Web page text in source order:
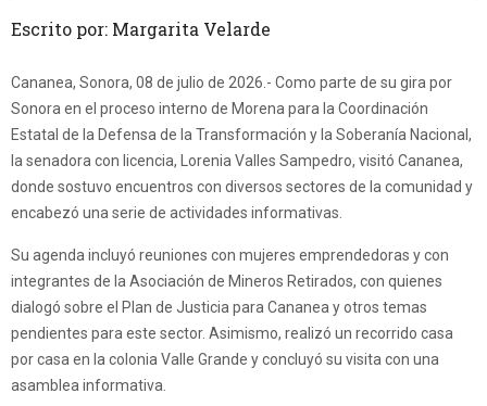
Escrito por: Margarita Velarde
Cananea, Sonora, 08 de julio de 2026.- Como parte de su gira por
Sonora en el proceso interno de Morena para la Coordinación
Estatal de la Defensa de la Transformación y la Soberanía Nacional,
la senadora con licencia, Lorenia Valles Sampedro, visitó Cananea,
donde sostuvo encuentros con diversos sectores de la comunidad y
encabezó una serie de actividades informativas.
Su agenda incluyó reuniones con mujeres emprendedoras y con
integrantes de la Asociación de Mineros Retirados, con quienes
dialogó sobre el Plan de Justicia para Cananea y otros temas
pendientes para este sector. Asimismo, realizó un recorrido casa
por casa en la colonia Valle Grande y concluyó su visita con una
asamblea informativa.